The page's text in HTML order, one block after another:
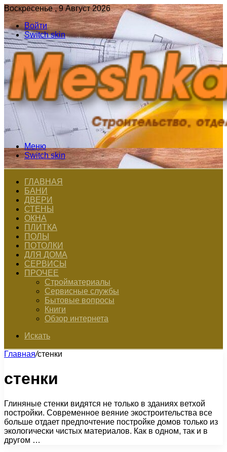
Воскресенье , 9 Август 2026
Войти
Switch skin
Меню
Switch skin
ГЛАВНАЯ
БАНИ
ДВЕРИ
СТЕНЫ
ОКНА
ПЛИТКА
ПОЛЫ
ПОТОЛКИ
ДЛЯ ДОМА
СЕРВИСЫ
ПРОЧЕЕ
Стройматериалы
Сервисные службы
Бытовые вопросы
Книги
Обзор интернета
Искать
Главная/стенки
стенки
Глиняные стенки видятся не только в зданиях ветхой
постройки. Современное веяние экостроительства все
больше отдает предпочтение постройке домов только из
экологически чистых материалов. Как в одном, так и в
другом …